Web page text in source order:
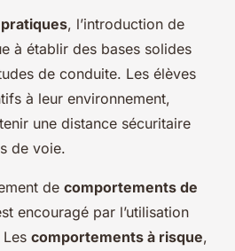
, l’introduction de
à établir des bases solides
de conduite. Les élèves
à leur environnement,
une distance sécuritaire
de voie.
de comportements de
encouragé par l’utilisation
comportements à risque,